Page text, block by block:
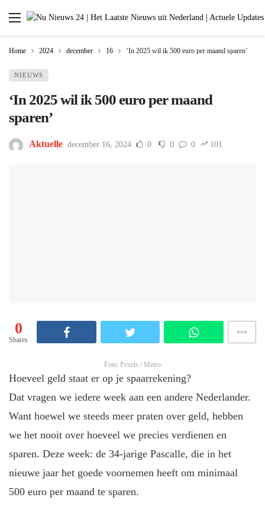
Home 2024 december 16 ‘In 2025 wil ik 500 euro per maand sparen’
NIEUWS
‘In 2025 wil ik 500 euro per maand
sparen’
Aktuelle december 16, 2024 0 0 0 101
0
Shares
Foto: Pexels / Metro
Hoeveel geld staat er op je spaarrekening?
Dat vragen we iedere week aan een andere Nederlander.
Want hoewel we steeds meer praten over geld, hebben
we het nooit over hoeveel we precies verdienen en
sparen. Deze week: de 34-jarige Pascalle, die in het
nieuwe jaar het goede voornemen heeft om minimaal
500 euro per maand te sparen.